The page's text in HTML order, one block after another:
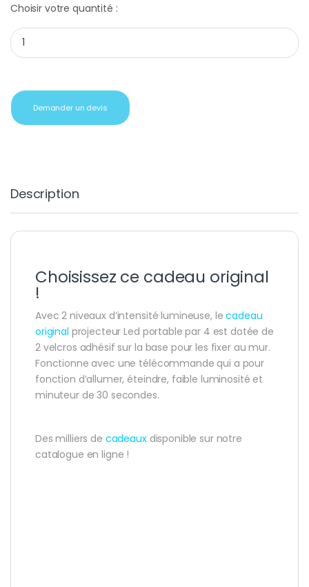
Choisir votre quantité :
Cadeau original projecteur Led portable par 4 quantity
Demander un devis
Description
Choisissez ce cadeau original
!
Avec 2 niveaux d’intensité lumineuse, lecadeau
original projecteur Led portable par 4 est dotée de
2 velcros adhésif sur la base pour les fixer au mur.
Fonctionne avec une télécommande qui a pour
fonction d’allumer, éteindre, faible luminosité et
minuteur de 30 secondes.
Des milliers de cadeauxdisponible sur notre
catalogue en ligne !